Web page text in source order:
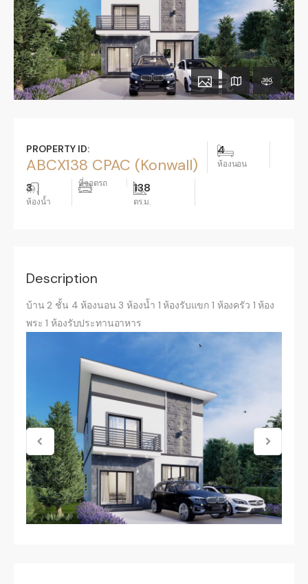
PROPERTY ID:
ABCX138 CPAC (Konwall)
4
ห้องนอน
3
ห้องน้ำ
ที่จอดรถ 138
ตร.ม.
Description
บ้าน 2 ชั้น 4 ห้องนอน 3 ห้องน้ำ 1 ห้องรับแขก 1 ห้องครัว 1 ห้อง
พระ 1 ห้องรับประทานอาหาร